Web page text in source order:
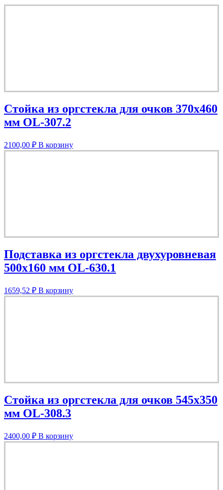
Стойка из оргстекла для очков 370х460
мм OL-307.2
2100,00 ₽ В корзину
Подставка из оргстекла двухуровневая
500х160 мм OL-630.1
1659,52 ₽ В корзину
Стойка из оргстекла для очков 545х350
мм OL-308.3
2400,00 ₽ В корзину